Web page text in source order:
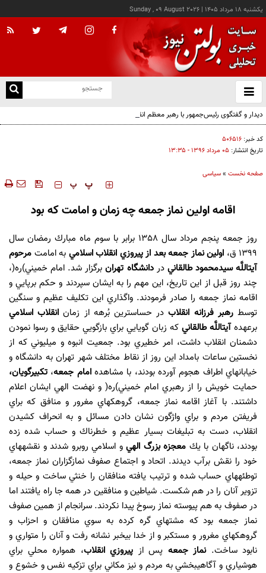
يکشنبه ۱۸ مرداد ۱۴۰۵ |
Sunday , 09 August 2026
باز
و
دیدار و گفتگوی رئیس‌جمهور با رهبر معظم انقلاب درباره مسائل اقتصادی و نظامی کشور
کد خبر: ۵۰۶۵۱۶
تاریخ انتشار: ۰۵ مرداد ۱۳۹۶ - ۱۳:۳۵
صفحه نخست »سیاسی
‍‍‍ پ پ
اقامه اولين نماز جمعه چه زمان و امامت که بود
روز جمعه پنجم مرداد سال 1358 برابر با سوم ماه مبارك رمضان سال
1399 ق،
اولين نماز جمعه بعد از پيروزي انقلاب اسلامي به امامت مرحوم
آيت‏اللَّه سيدمحمود طالقاني دردانشگاه تهرانبرگزار شد. امام خميني)ره(،
چند روز قبل از اين تاريخ، اين مهم را به ايشان سپردند و حكم برپايي و
اقامه نماز جمعه را صادر فرمودند. واگذاري اين تكليف عظيم و سنگين
توسطرهبر فرزانه انقلابدر حساس‏ترين بُرهه از زمان انقلاب اسلامي
برعهدهآيت‏اللَّه طالقاني كه زبان گويايي براي بازگويي حقايق و رسوا نمودن
دشمنان انقلاب داشت، امر خطيري بود. جمعيت انبوه و ميليوني كه از
نخستين ساعات بامداد اين روز از نقاط مختلف شهر تهران به دانشگاه و
خيابان‏هاي اطراف هجوم آورده بودند، با مشاهدهامام جمعه، تكبيرگويان،
حمايت خويش را از رهبري امام خميني)ره( و نهضت الهي ايشان اعلام
داشتند. با آغاز اقامه نماز جمعه، گروهك‏هاي مغرور و منافق كه براي
فريفتن مردم و براي واژگون نشان دادن مسائل و به انحراف كشيدن
انقلاب، دست به تبليغات بسيار عظيم و خطرناك و حساب شده زده
بودند، ناگهان با يك معجزه بزرگ الهي و اسلامي روبرو شدند و نقشه‏هاي
خود را نقش برآب ديدند. اتحاد و اجتماع صفوف نمازگزاران نماز جمعه،
توطئه‏هاي حساب شده و ترتيب يافته منافقان را خنثي ساخت و حيله و
تزوير آنان را در هم شكست. شياطين و منافقين در همه جا راه يافتند اما
در صفوف به هم پيوسته نماز رسوخ پيدا نكردند. سرانجام از همين صفوف
نماز جمعه بود كه مشت‏هاي گره كرده به سوي منافقان و احزاب و
گروهك‏هاي مغرور و مستكبر و از خدا بي‏خبر نشانه رفت و آنان را متواري و
نابود ساخت.نماز جمعه پس از پيروزي انقلاب، همواره محلي براي
هوشياري و آگاهي‏بخشي به مردم و نيز مكاني براي تزكيه نفس و خشوع و